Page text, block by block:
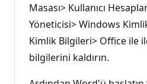
Masası> Kullanıcı
Yöneticisi> Windows
Kimlik Bilgileri> Office ile
bilgilerini kaldırın.